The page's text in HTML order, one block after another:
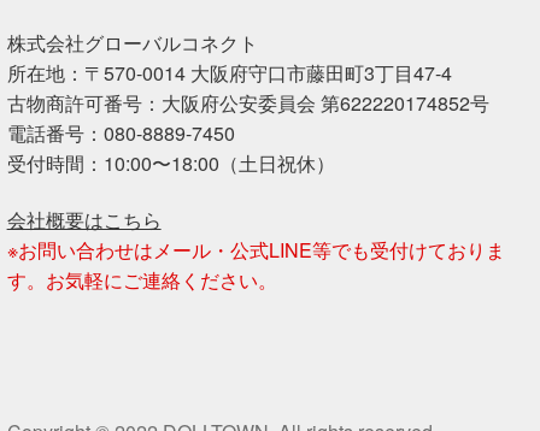
株式会社グローバルコネクト
所在地：〒570-0014 大阪府守口市藤田町3丁目47-4
古物商許可番号：大阪府公安委員会 第622220174852号
電話番号：080-8889-7450
受付時間：10:00〜18:00（土日祝休）
会社概要はこちら
※お問い合わせはメール・公式LINE等でも受付けておりま
す。お気軽にご連絡ください。